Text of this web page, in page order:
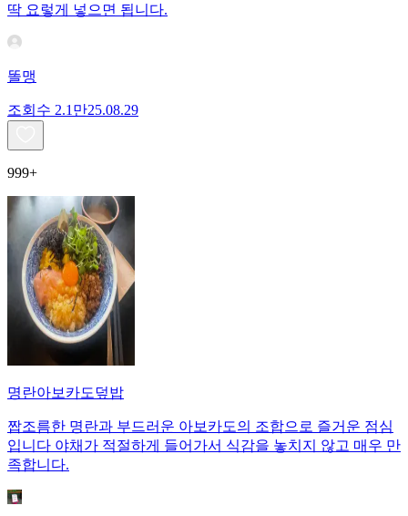
딱 요렇게 넣으면 됩니다.
똘맹
조회수 2.1만25.08.29
999+
명란아보카도덮밥
짭조름한 명란과 부드러운 아보카도의 조합으로 즐거운 점심
입니다 야채가 적절하게 들어가서 식감을 놓치지 않고 매우 만
족합니다.